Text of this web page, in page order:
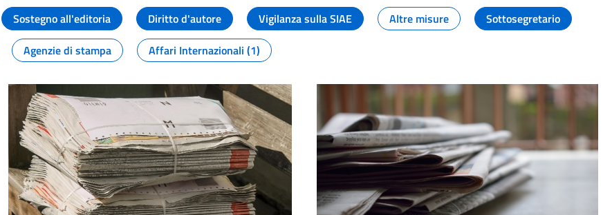
Sostegno all'editoria Diritto d'autore Vigilanza sulla SIAE Altre misure
Sottosegretario
Agenzie di stampa Affari Internazionali (1)